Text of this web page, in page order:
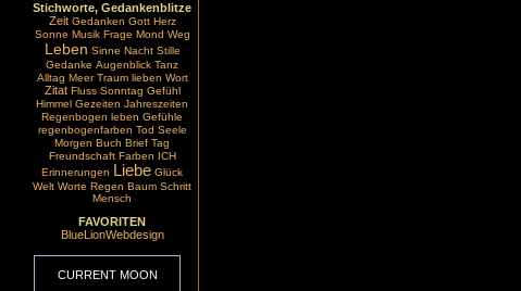
Stichworte, Gedankenblitze
Zeit Gedanken Gott Herz
Sonne Musik Frage Mond Weg
Leben Sinne Nacht Stille
Gedanke Augenblick Tanz
Alltag Meer Traum lieben Wort
Zitat Fluss Sonntag Gefühl
Himmel Gezeiten Jahreszeiten
Regenbogen leben Gefühle
regenbogenfarben Tod Seele
Morgen Buch Brief Tag
Freundschaft Farben ICH
Erinnerungen
Liebe Glück
Welt Worte Regen Baum Schritt
Mensch
FAVORITEN
BlueLionWebdesign
CURRENT MOON